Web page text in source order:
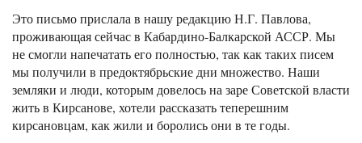
Это письмо прислала в нашу редакцию Н.Г. Павлова,
проживающая сейчас в Кабардино-Балкарской АССР. Мы
не смогли напечатать его полностью, так как таких писем
мы получили в предоктябрьские дни множество. Наши
земляки и люди, которым довелось на заре Советской власти
жить в Кирсанове, хотели рассказать теперешним
кирсановцам, как жили и боролись они в те годы.